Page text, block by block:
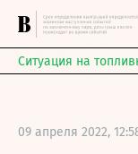
Ситуация на
09 апреля 2022,